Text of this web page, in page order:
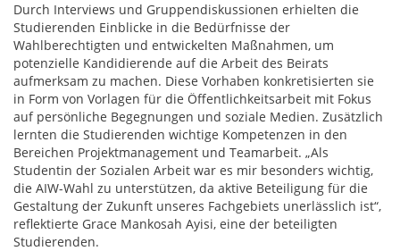
Durch Interviews und Gruppendiskussionen erhielten die
Studierenden Einblicke in die Bedürfnisse der
Wahlberechtigten und entwickelten Maßnahmen, um
potenzielle Kandidierende auf die Arbeit des Beirats
aufmerksam zu machen. Diese Vorhaben konkretisierten sie
in Form von Vorlagen für die Öffentlichkeitsarbeit mit Fokus
auf persönliche Begegnungen und soziale Medien. Zusätzlich
lernten die Studierenden wichtige Kompetenzen in den
Bereichen Projektmanagement und Teamarbeit. „Als
Studentin der Sozialen Arbeit war es mir besonders wichtig,
die AIW-Wahl zu unterstützen, da aktive Beteiligung für die
Gestaltung der Zukunft unseres Fachgebiets unerlässlich ist“,
reflektierte Grace Mankosah Ayisi, eine der beteiligten
Studierenden.